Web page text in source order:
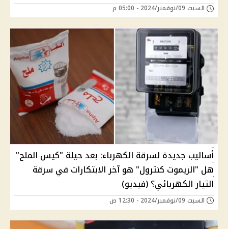
السبت 09/نوفمبر/2024 - 05:00 م
أساليب جديدة لسرقة الكهرباء: بعد حيلة "كيس الملح"
هل "الريموت كنترول" هو آخر الابتكارات في سرقة
التيار الكهربائي؟ (فيديو)
السبت 09/نوفمبر/2024 - 12:30 ص